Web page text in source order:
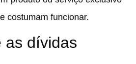
costumam funcionar.
as dívidas